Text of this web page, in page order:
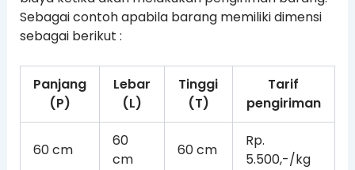
Sebagai contoh apabila barang memiliki dimensi
sebagai berikut :
Panjang
(P)
Lebar
(L)
Tinggi
(T)
Tarif
pengiriman
60 cm
60
cm
60 cm
Rp.
5.500,-/kg